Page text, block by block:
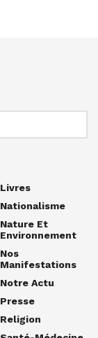
Livres
Nationalisme
Nature Et
Environnement
Nos
Manifestations
Notre Actu
Presse
Religion